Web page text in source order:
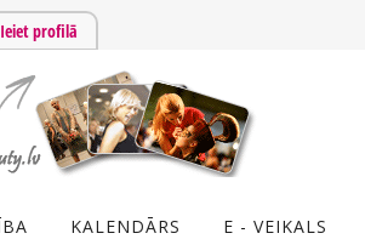
Ieiet profilā
KALENDĀRS E - VEIKALS